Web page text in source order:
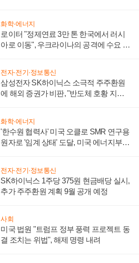
화학·에너지
로이터 "정제연료 3만 톤 한국에서 러시
아로 이동", 우크라이나의 공격에 수요 늘
전자·전기·정보통신
삼성전자 SK하이닉스 소극적 주주환원
에 해외 증권가 비판, "반도체 호황 지속
화학·에너지
'한수원 협력사' 미국 오클로 SMR 연구용
원자로 '임계 상태' 도달, 미국 에너지부
전자·전기·정보통신
SK하이닉스 1주당 375원 현금배당 실시,
추가 주주환원 계획 9월 공개 예정
사회
미국 법원 "트럼프 정부 풍력 프로젝트 동
결 조치는 위법", 해제 명령 내려